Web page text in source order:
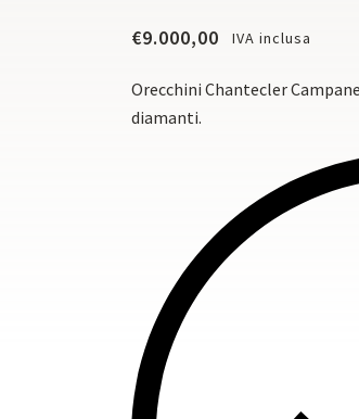
€9.000,00 IVA inclusa
Orecchini Chantecler
diamanti.